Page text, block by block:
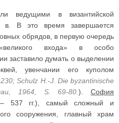
ведущими в византийской
в. В это время завершается
обрядов, в первую очередь
входа» в особо
заставило думать о выделении
увенчании его куполом
Schulz H.-J. Die byzantinische
1964, S. 69-80.).София
537 гг.), самый сложный и
сооружения, главный храм